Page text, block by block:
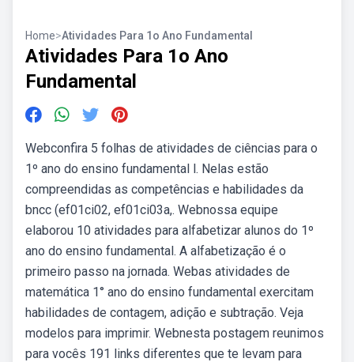
Home>Atividades Para 1o Ano Fundamental
Atividades Para 1o Ano
Fundamental
Webconfira 5 folhas de atividades de ciências para o
1º ano do ensino fundamental l. Nelas estão
compreendidas as competências e habilidades da
bncc (ef01ci02, ef01ci03a,. Webnossa equipe
elaborou 10 atividades para alfabetizar alunos do 1º
ano do ensino fundamental. A alfabetização é o
primeiro passo na jornada. Webas atividades de
matemática 1° ano do ensino fundamental exercitam
habilidades de contagem, adição e subtração. Veja
modelos para imprimir. Webnesta postagem reunimos
para vocês 191 links diferentes que te levam para